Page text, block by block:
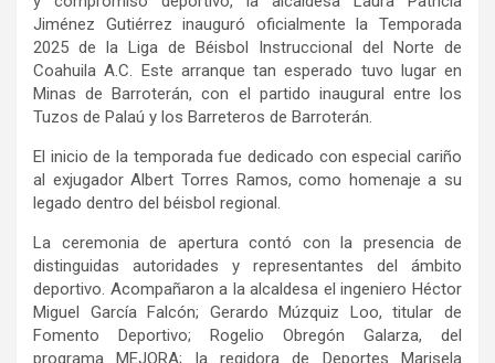
Jiménez Gutiérrez inauguró oficialmente la Temporada
2025 de la Liga de Béisbol Instruccional del Norte de
Coahuila A.C. Este arranque tan esperado tuvo lugar en
Minas de Barroterán, con el partido inaugural entre los
Tuzos de Palaú y los Barreteros de Barroterán.
El inicio de la temporada fue dedicado con especial cariño
al exjugador Albert Torres Ramos, como homenaje a su
legado dentro del béisbol regional.
La ceremonia de apertura contó con la presencia de
distinguidas autoridades y representantes del ámbito
deportivo. Acompañaron a la alcaldesa el ingeniero Héctor
Miguel García Falcón; Gerardo Múzquiz Loo, titular de
Fomento Deportivo; Rogelio Obregón Galarza, del